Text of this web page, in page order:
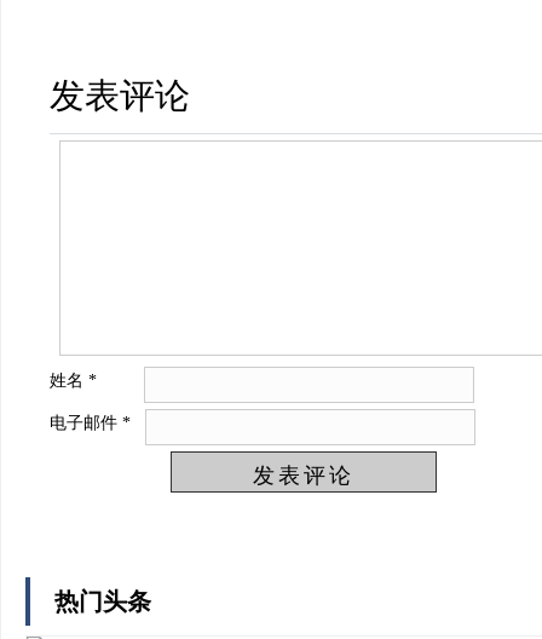
发表评论
姓名 *
电子邮件 *
热门头条